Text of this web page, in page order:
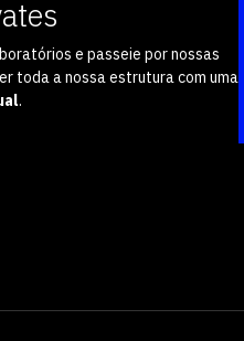
e passeie por nossas
toda a nossa estrutura com uma
.